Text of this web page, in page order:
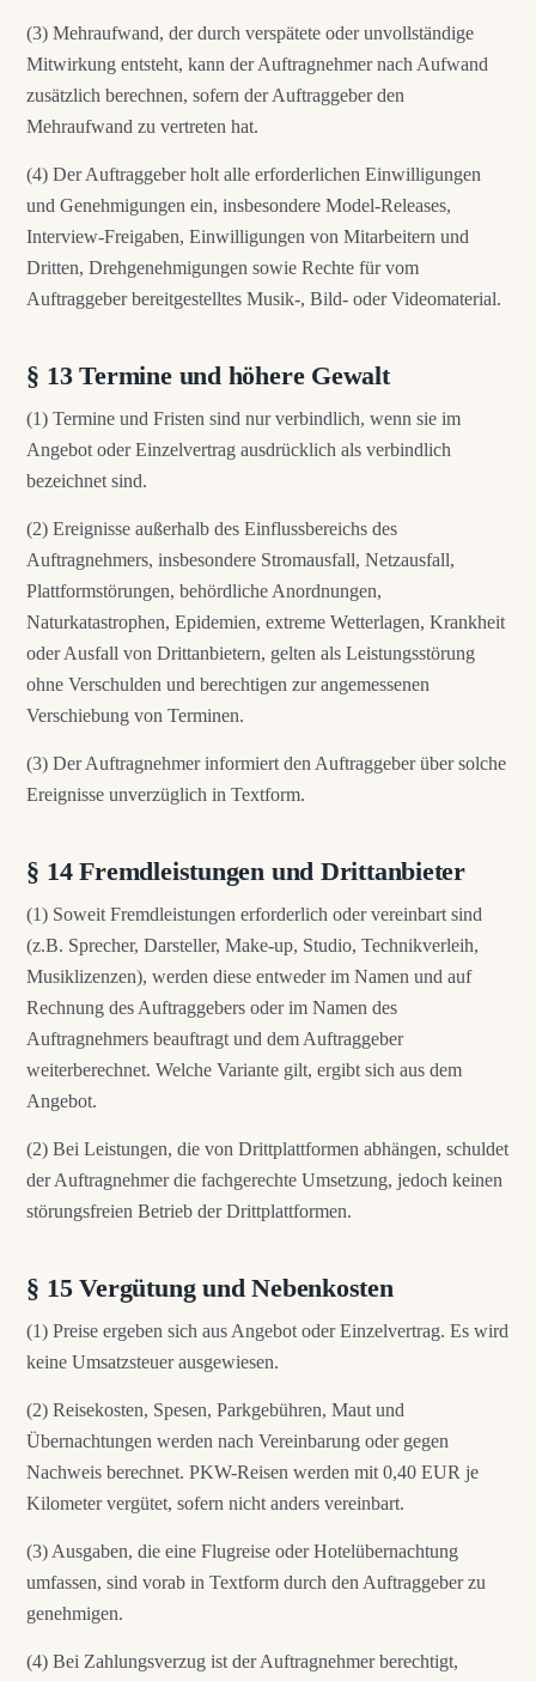
(3) Mehraufwand, der durch verspätete oder unvollständige
Mitwirkung entsteht, kann der Auftragnehmer nach Aufwand
zusätzlich berechnen, sofern der Auftraggeber den
Mehraufwand zu vertreten hat.
(4) Der Auftraggeber holt alle erforderlichen Einwilligungen
und Genehmigungen ein, insbesondere Model-Releases,
Interview-Freigaben, Einwilligungen von Mitarbeitern und
Dritten, Drehgenehmigungen sowie Rechte für vom
Auftraggeber bereitgestelltes Musik-, Bild- oder Videomaterial.
§ 13 Termine und höhere Gewalt
(1) Termine und Fristen sind nur verbindlich, wenn sie im
Angebot oder Einzelvertrag ausdrücklich als verbindlich
bezeichnet sind.
(2) Ereignisse außerhalb des Einflussbereichs des
Auftragnehmers, insbesondere Stromausfall, Netzausfall,
Plattformstörungen, behördliche Anordnungen,
Naturkatastrophen, Epidemien, extreme Wetterlagen, Krankheit
oder Ausfall von Drittanbietern, gelten als Leistungsstörung
ohne Verschulden und berechtigen zur angemessenen
Verschiebung von Terminen.
(3) Der Auftragnehmer informiert den Auftraggeber über solche
Ereignisse unverzüglich in Textform.
§ 14 Fremdleistungen und Drittanbieter
(1) Soweit Fremdleistungen erforderlich oder vereinbart sind
(z.B. Sprecher, Darsteller, Make-up, Studio, Technikverleih,
Musiklizenzen), werden diese entweder im Namen und auf
Rechnung des Auftraggebers oder im Namen des
Auftragnehmers beauftragt und dem Auftraggeber
weiterberechnet. Welche Variante gilt, ergibt sich aus dem
Angebot.
(2) Bei Leistungen, die von Drittplattformen abhängen, schuldet
der Auftragnehmer die fachgerechte Umsetzung, jedoch keinen
störungsfreien Betrieb der Drittplattformen.
§ 15 Vergütung und Nebenkosten
(1) Preise ergeben sich aus Angebot oder Einzelvertrag. Es wird
keine Umsatzsteuer ausgewiesen.
(2) Reisekosten, Spesen, Parkgebühren, Maut und
Übernachtungen werden nach Vereinbarung oder gegen
Nachweis berechnet. PKW-Reisen werden mit 0,40 EUR je
Kilometer vergütet, sofern nicht anders vereinbart.
(3) Ausgaben, die eine Flugreise oder Hotelübernachtung
umfassen, sind vorab in Textform durch den Auftraggeber zu
genehmigen.
(4) Bei Zahlungsverzug ist der Auftragnehmer berechtigt,